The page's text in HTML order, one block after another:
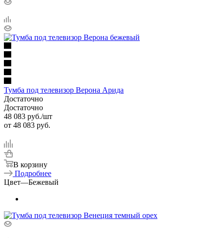
Тумба под телевизор Верона Арида
Достаточно
Достаточно
48 083 руб./шт
от 48 083 руб.
В корзину
Подробнее
Цвет—Бежевый